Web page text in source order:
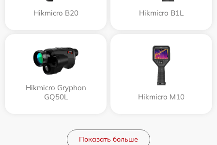
Hikmicro B20 Hikmicro B1L
Hikmicro Gryphon
GQ50L
Hikmicro M10
Показать больше